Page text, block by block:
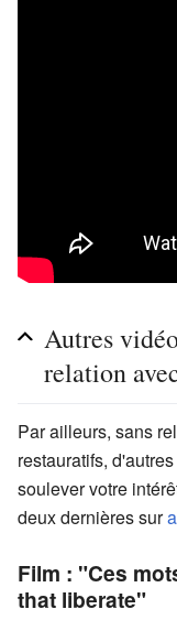
Autres
relation
Par ailleurs, sans
restauratifs,
soulever votre
deux dernières sur
Film : "Ces
that liberate"